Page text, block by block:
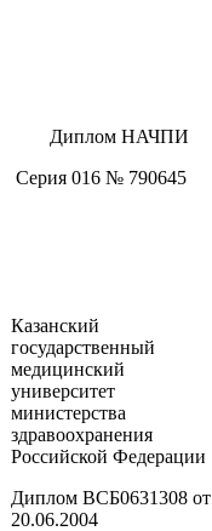
Диплом НАЧПИ
Серия 016 № 790645
Казанский
государственный
медицинский
университет
министерства
здравоохранения
Российской Федерации
Диплом ВСБ0631308 от
20.06.2004